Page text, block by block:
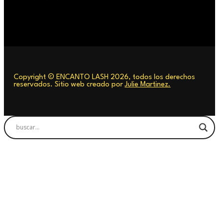
Copyright © ENCANTO LASH 2026, todos los derechos
reservados. Sitio web creado por Julie Martinez.